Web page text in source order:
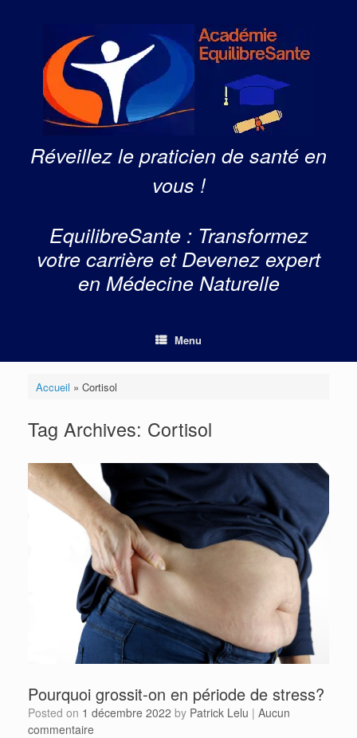
Réveillez le praticien de santé en
vous !
EquilibreSante : Transformez
votre carrière et Devenez expert
en Médecine Naturelle
Menu
Accueil » Cortisol
Tag Archives: Cortisol
Pourquoi grossit-on en période de stress?
Posted on 1 décembre 2022 by Patrick Lelu | Aucun
commentaire